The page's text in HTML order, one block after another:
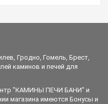
Гродно, Гомель, Брест,
каминов и печей для
"КАМИНЫ ПЕЧИ БАНИ" и
магазина имеются Бонусы и